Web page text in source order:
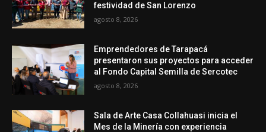
festividad de San Lorenzo
agosto 8, 2026
Emprendedores de Tarapacá
presentaron sus proyectos para acceder
al Fondo Capital Semilla de Sercotec
agosto 8, 2026
Sala de Arte Casa Collahuasi inicia el
Mes de la Minería con experiencia